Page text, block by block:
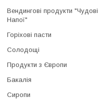
Вендингові продукти "Чудові
Напої"
Горіхові пасти
Солодощі
Продукти з Європи
Бакалія
Сиропи